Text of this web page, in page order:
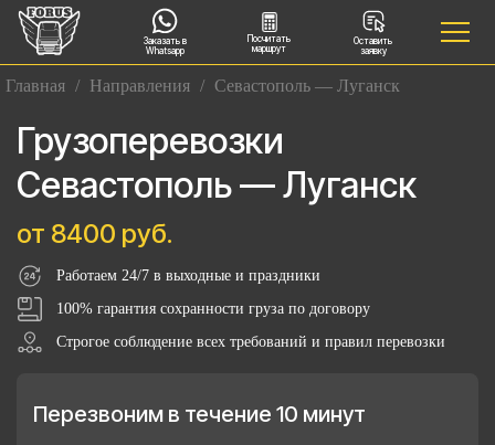
Заказать в
Whatsapp
Посчитать
маршрут
Оставить
заявку
Главная / Направления / Севастополь — Луганск
Грузоперевозки
Севастополь — Луганск
от 8400 руб.
Работаем 24/7 в выходные и праздники
100% гарантия сохранности груза по договору
Строгое соблюдение всех требований и правил перевозки
Перезвоним в течение 10 минут